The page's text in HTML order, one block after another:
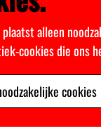
hij veel applaus
dan de lagere
is bepaald geen
veel
met een
plaatst alleen
cookies die ons
cookies